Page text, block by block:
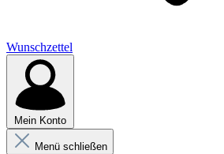
Wunschzettel
Mein Konto
Menü schließen